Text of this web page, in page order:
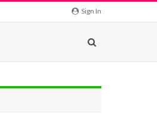
Sign In